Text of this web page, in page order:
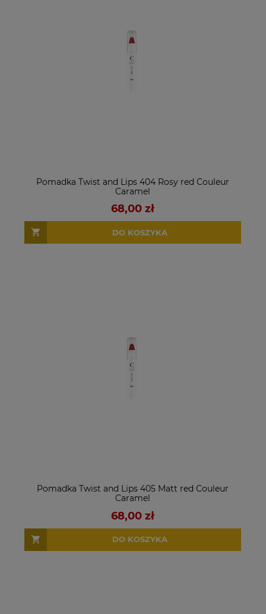
Pomadka Twist and Lips 404 Rosy red Couleur
Caramel
68,00 zł
DO KOSZYKA
Pomadka Twist and Lips 405 Matt red Couleur
Caramel
68,00 zł
DO KOSZYKA